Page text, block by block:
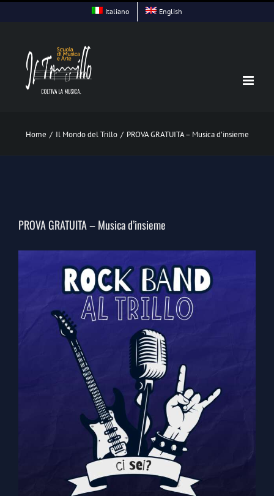
Skip
Italiano English
Home / Il Mondo del Trillo / PROVA GRATUITA – Musica d’insieme
PROVA GRATUITA – Musica d’insieme